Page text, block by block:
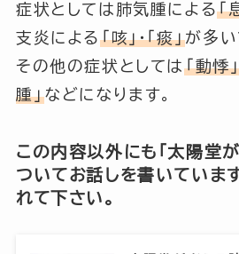
症状としては肺気腫による「
支炎による 「咳」・「痰」が多い
その他の症状としては「動悸」
腫」などになります。
この内容以外にも「太陽堂
ついてお話しを書いていま
れて下さい。